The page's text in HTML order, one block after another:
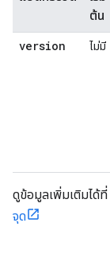
ต้น
version ไม่มี
ดูข้อมูลเพิ่มเติมได้ที่
จุด